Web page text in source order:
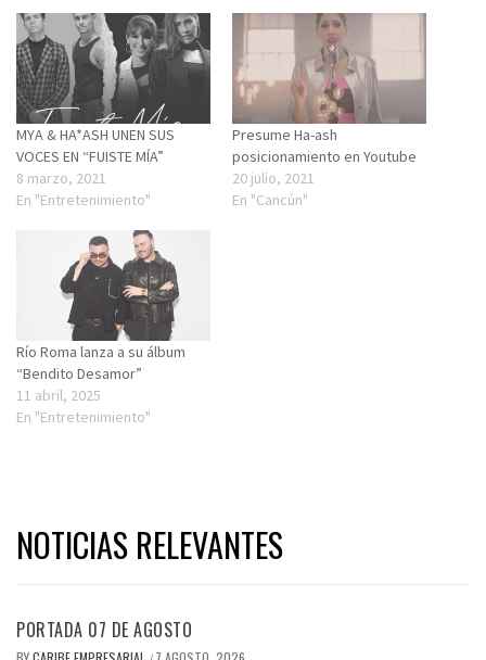
MYA & HA*ASH UNEN SUS
VOCES EN “FUISTE MÍA”
8 marzo, 2021
En "Entretenimiento"
Presume Ha-ash
posicionamiento en Youtube
20 julio, 2021
En "Cancún"
Río Roma lanza a su álbum
“Bendito Desamor”
11 abril, 2025
En "Entretenimiento"
NOTICIAS RELEVANTES
PORTADA 07 DE AGOSTO